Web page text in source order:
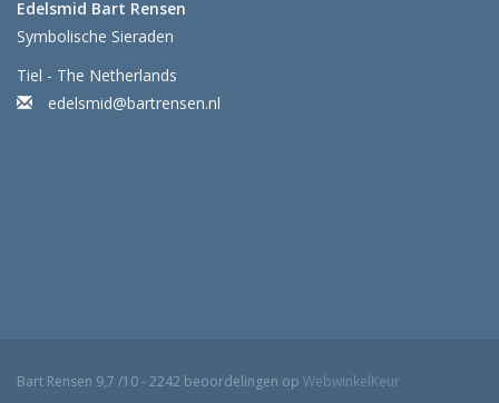
Edelsmid Bart Rensen
Symbolische Sieraden
Tiel - The Netherlands
edelsmid@bartrensen.nl
Bart Rensen 9,7 /10-2242 beoordelingen op WebwinkelKeur